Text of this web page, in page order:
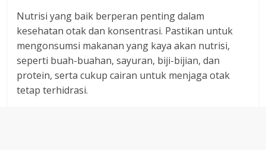
Nutrisi yang baik berperan penting dalam
kesehatan otak dan konsentrasi. Pastikan untuk
mengonsumsi makanan yang kaya akan nutrisi,
seperti buah-buahan, sayuran, biji-bijian, dan
protein, serta cukup cairan untuk menjaga otak
tetap terhidrasi.